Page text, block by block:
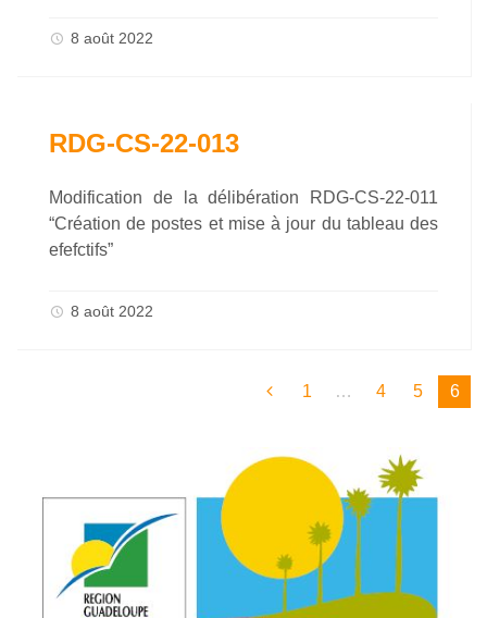
8 août 2022
RDG-CS-22-013
Modification de la délibération RDG-CS-22-011
“Création de postes et mise à jour du tableau des
efefctifs”
8 août 2022
1 … 4 5 6